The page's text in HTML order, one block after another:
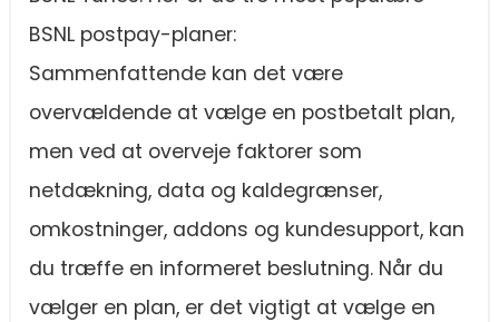
BSNL postpay-planer:
Sammenfattende kan det være
overvældende at vælge en postbetalt plan,
men ved at overveje faktorer som
netdækning, data og kaldegrænser,
omkostninger, addons og kundesupport, kan
du træffe en informeret beslutning. Når du
vælger en plan, er det vigtigt at vælge en